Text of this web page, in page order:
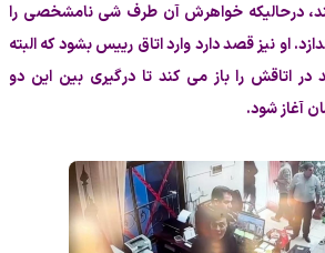
درحالیکه خواهرش آن طرف شی نامشخصی را
او نیز قصد دارد وارد اتاق رییس بشود که البته
اتاقش را باز می کند تا درگیری بین این دو
آغاز شود.